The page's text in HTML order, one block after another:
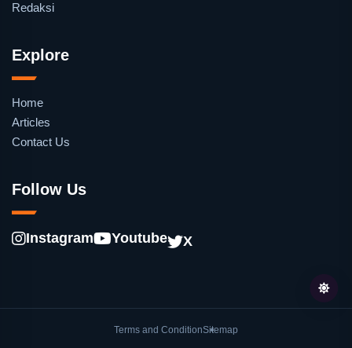
Redaksi
Explore
Home
Articles
Contact Us
Follow Us
Instagram Youtube X
Terms and ConditionSitemap